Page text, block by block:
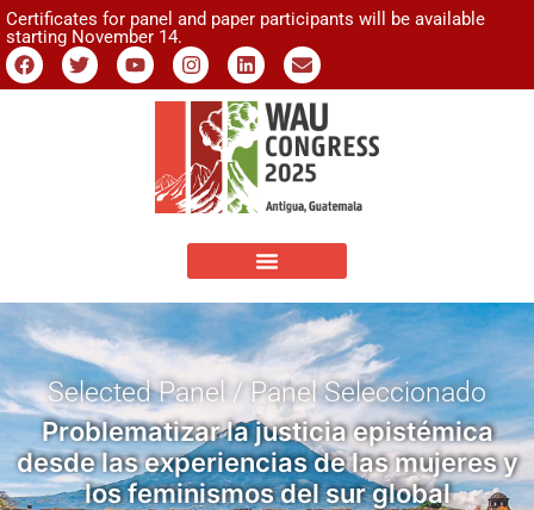
Certificates for panel and paper participants will be available
starting November 14.
Selected Panel / Panel Seleccionado
Problematizar la justicia epistémica
desde las experiencias de las mujeres y
los feminismos del sur global